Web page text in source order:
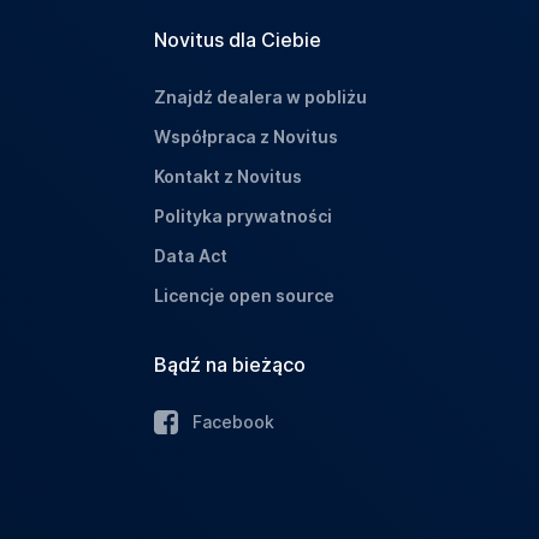
Novitus dla Ciebie
Znajdź dealera w pobliżu
Współpraca z Novitus
Kontakt z Novitus
Polityka prywatności
Data Act
Licencje open source
Bądź na bieżąco
Facebook